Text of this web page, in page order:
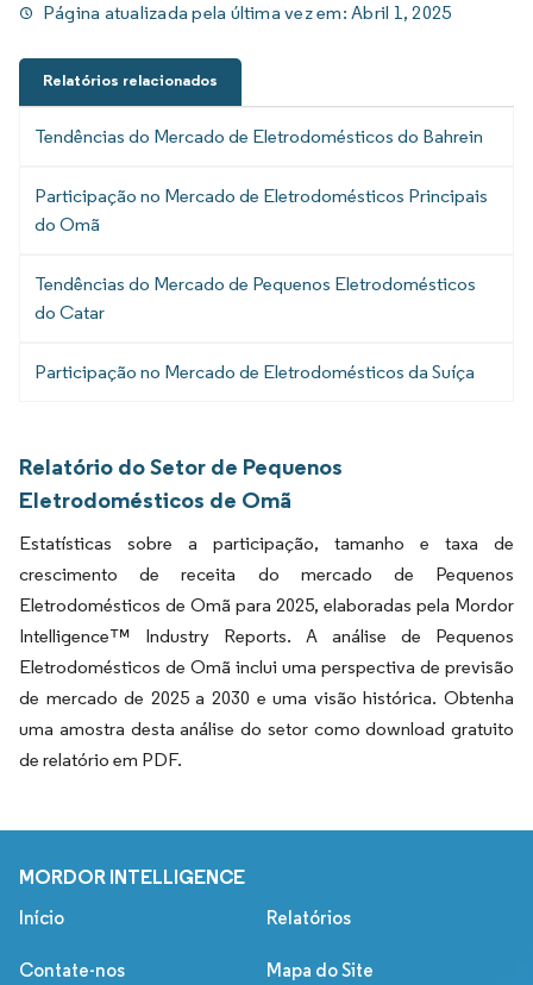
Página atualizada pela última vez em:Abril 1, 2025
Relatórios relacionados
Tendências do Mercado de Eletrodomésticos do Bahrein
Participação no Mercado de Eletrodomésticos Principais
do Omã
Tendências do Mercado de Pequenos Eletrodomésticos
do Catar
Participação no Mercado de Eletrodomésticos da Suíça
Relatório do Setor de Pequenos
Eletrodomésticos de Omã
Estatísticas sobre a participação, tamanho e taxa de
crescimento de receita do mercado de Pequenos
Eletrodomésticos de Omã para 2025, elaboradas pela Mordor
Intelligence™ Industry Reports. A análise de Pequenos
Eletrodomésticos de Omã inclui uma perspectiva de previsão
de mercado de 2025 a 2030 e uma visão histórica. Obtenha
uma amostra desta análise do setor como download gratuito
de relatório em PDF.
MORDOR INTELLIGENCE
Início Relatórios
Contate-nos Mapa do Site